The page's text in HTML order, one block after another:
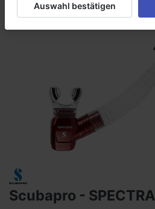
Scubapro - SPECTRA
Auswahl bestätigen